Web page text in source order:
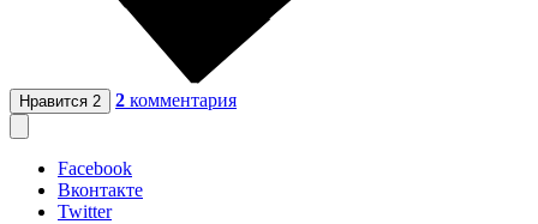
Нравится 2 2 комментария
Facebook
Вконтакте
Twitter